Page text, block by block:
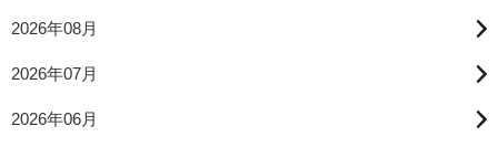
2026年08月
2026年07月
2026年06月